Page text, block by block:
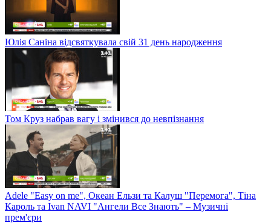
Юлія Саніна відсвяткувала свій 31 день народження
Том Круз набрав вагу і змінився до невпізнання
Adele "Easy on me", Океан Ельзи та Калуш "Перемога", Тіна
Кароль та Ivan NAVI "Ангели Все Знають" – Музичні
прем'єри